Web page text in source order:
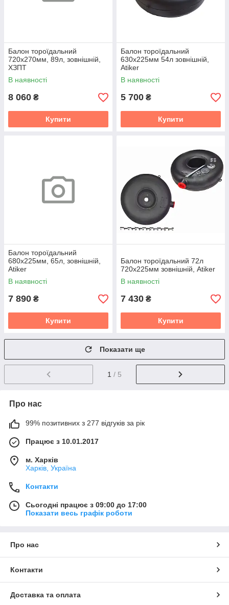
Балон тороїдальний
720х270мм, 89л, зовнішній,
ХЗПТ
В наявності
8 060 ₴
Купити
Балон тороїдальний
630х225мм 54л зовнішній,
Atiker
В наявності
5 700 ₴
Купити
Балон тороїдальний
680х225мм, 65л, зовнішній,
Atiker
В наявності
7 890 ₴
Купити
Балон тороїдальний 72л
720х225мм зовнішній, Atiker
В наявності
7 430 ₴
Купити
Показати ще
1 / 5
Про нас
99% позитивних з 277 відгуків за рік
Працює з 10.01.2017
м. Харків
Харків, Україна
Контакти
Сьогодні працює з 09:00 до 17:00
Показати весь графік роботи
Про нас
Контакти
Доставка та оплата